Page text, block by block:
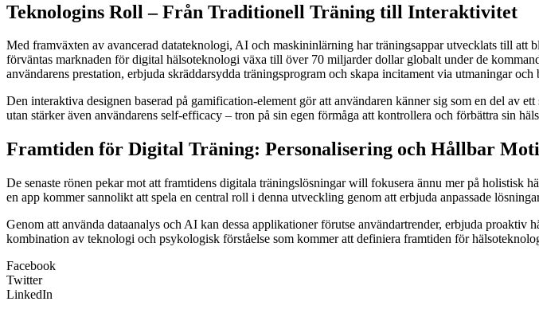
Teknologins Roll – Från Traditionell Träning till Interaktivitet
Med framväxten av avancerad datateknologi, AI och maskininlärning har träningsappar utvecklats till
förväntas marknaden för digital hälsoteknologi växa till över 70 miljarder dollar globalt under de
användarens prestation, erbjuda skräddarsydda träningsprogram och skapa incitament via utmaningar och
Den interaktiva designen baserad på gamification-element gör att användaren känner sig som en del av
utan stärker även användarens self-efficacy – tron på sin egen förmåga att kontrollera och förbättra sin
Framtiden för Digital Träning: Personalisering och Hållbar
De senaste rönen pekar mot att framtidens digitala träningslösningar will fokusera ännu mer på holistisk
en app kommer sannolikt att spela en central roll i denna utveckling genom att erbjuda anpassade
Genom att använda dataanalys och AI kan dessa applikationer förutse användartrender, erbjuda
kombination av teknologi och psykologisk förståelse som kommer att definiera framtiden för
Facebook
Twitter
LinkedIn